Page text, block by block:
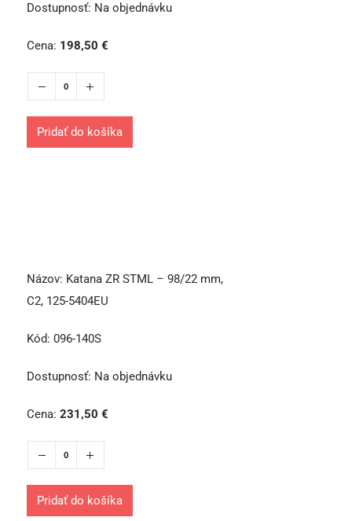
Dostupnosť: Na objednávku
Cena: 198,50 €
Pridať do košíka
Názov: Katana ZR STML – 98/22 mm,
C2, 125-5404EU
Kód: 096-140S
Dostupnosť: Na objednávku
Cena: 231,50 €
Pridať do košíka